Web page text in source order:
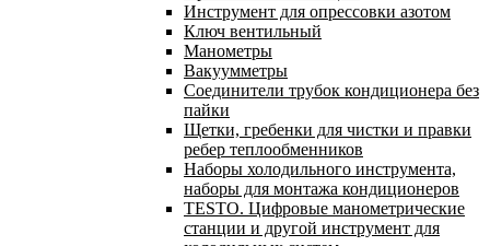
Инструмент для опрессовки азотом
Ключ вентильный
Манометры
Вакуумметры
Соединители трубок кондиционера без
пайки
Щетки, гребенки для чистки и правки
ребер теплообменников
Наборы холодильного инструмента,
наборы для монтажа кондиционеров
TESTO. Цифровые манометрические
станции и другой инструмент для